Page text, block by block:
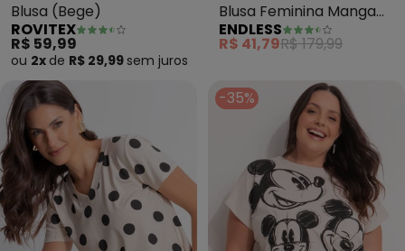
Blusa (Bege)
ROVITEX
R$ 59,99
ou 2x de R$ 29,99 sem juros
Blusa Feminina Manga
Curta (Bege)
ENDLESS
R$ 41,79R$ 179,99
-35%